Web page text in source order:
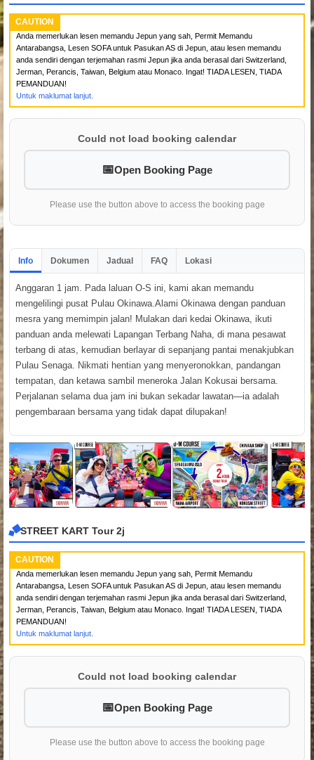
CAUTION
Anda memerlukan lesen memandu Jepun yang sah, Permit Memandu
Antarabangsa, Lesen SOFA untuk Pasukan AS di Jepun, atau lesen memandu
anda sendiri dengan terjemahan rasmi Jepun jika anda berasal dari Switzerland,
Jerman, Perancis, Taiwan, Belgium atau Monaco. Ingat! TIADA LESEN, TIADA
PEMANDUAN!
Untuk maklumat lanjut.
Could not load booking calendar
Open Booking Page
Please use the button above to access the booking page
Info Dokumen Jadual FAQ Lokasi
Anggaran 1 jam. Pada laluan O-S ini, kami akan memandu
mengelilingi pusat Pulau Okinawa.Alami Okinawa dengan panduan
mesra yang memimpin jalan! Mulakan dari kedai Okinawa, ikuti
panduan anda melewati Lapangan Terbang Naha, di mana pesawat
terbang di atas, kemudian berlayar di sepanjang pantai menakjubkan
Pulau Senaga. Nikmati hentian yang menyeronokkan, pandangan
tempatan, dan ketawa sambil meneroka Jalan Kokusai bersama.
Perjalanan selama dua jam ini bukan sekadar lawatan—ia adalah
pengembaraan bersama yang tidak dapat dilupakan!
STREET KART Tour 2j
CAUTION
Anda memerlukan lesen memandu Jepun yang sah, Permit Memandu
Antarabangsa, Lesen SOFA untuk Pasukan AS di Jepun, atau lesen memandu
anda sendiri dengan terjemahan rasmi Jepun jika anda berasal dari Switzerland,
Jerman, Perancis, Taiwan, Belgium atau Monaco. Ingat! TIADA LESEN, TIADA
PEMANDUAN!
Untuk maklumat lanjut.
Could not load booking calendar
Open Booking Page
Please use the button above to access the booking page